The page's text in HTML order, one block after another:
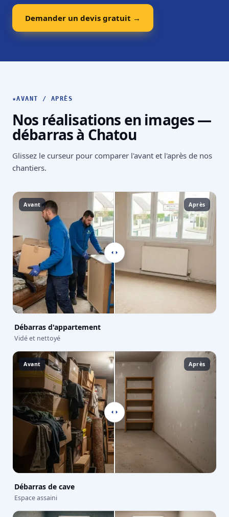
Demander un devis gratuit →
★AVANT / APRÈS
Nos réalisations en images —
débarras à Chatou
Glissez le curseur pour comparer l'avant et l'après de nos
chantiers.
Avant Après
Débarras d'appartement
Vidé et nettoyé
Avant Après
Débarras de cave
Espace assaini